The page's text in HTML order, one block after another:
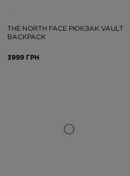
THE NORTH FACE РЮКЗАК VAULT
BACKPACK
3999 ГРН